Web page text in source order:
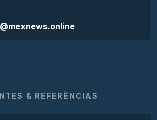
& REFERÊNCIAS